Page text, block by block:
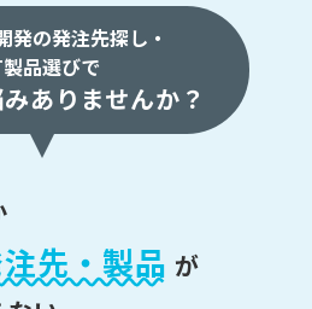
発の発注先探し・
品選びで
ありませんか？
先・製品 が